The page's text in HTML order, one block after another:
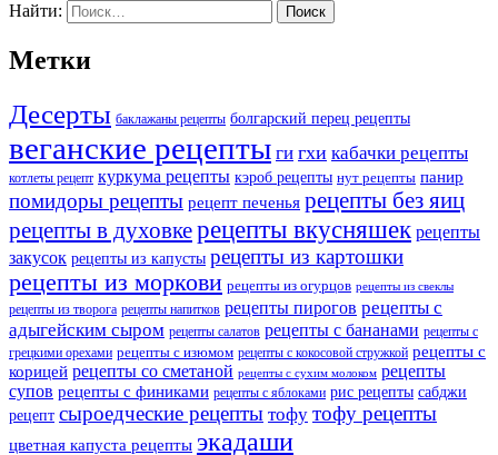
Найти:
Метки
Десерты баклажаны рецепты болгарский перец рецепты
веганские рецепты ги гхи кабачки рецепты
котлеты рецепт куркума рецепты кэроб рецепты нут рецепты панир
помидоры рецепты рецепт печенья рецепты без яиц
рецепты в духовкерецепты вкусняшек рецепты
закусок рецепты из капусты рецепты из картошки
рецепты из моркови рецепты из огурцов рецепты из свеклы
рецепты из творога рецепты напитков рецепты пирогов рецепты с
адыгейским сыром рецепты салатов рецепты с бананами рецепты с
грецкими орехами рецепты с изюмом рецепты с кокосовой стружкой рецепты с
корицей рецепты со сметаной рецепты с сухим молоком рецепты
супов рецепты с финиками рецепты с яблоками рис рецепты сабджи
рецепт сыроедческие рецепты тофу тофу рецепты
цветная капуста рецепты экадаши